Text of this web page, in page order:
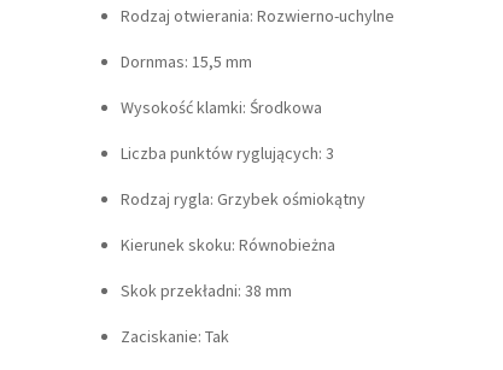
Rodzaj otwierania: Rozwierno-uchylne
Dornmas: 15,5 mm
Wysokość klamki: Środkowa
Liczba punktów ryglujących: 3
Rodzaj rygla: Grzybek ośmiokątny
Kierunek skoku: Równobieżna
Skok przekładni: 38 mm
Zaciskanie: Tak